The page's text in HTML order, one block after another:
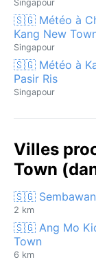
Singapour
🇸🇬 Météo à
Kang New
Singapour
🇸🇬 Météo à
Pasir Ris
Singapour
Villes
Town
🇸🇬
2 km
🇸🇬 Ang Mo
Town
6 km